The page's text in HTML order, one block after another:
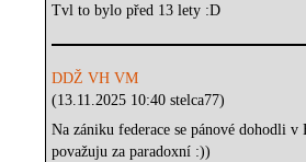
Tvl to bylo před 13 lety :D
DDŽ VH VM
(13.11.2025 10:40 stelca77)
Na zániku federace se pánové dohodli v
považuju za paradoxní :))